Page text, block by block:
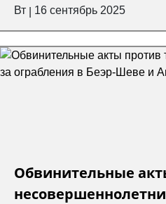
Вт 16 сентябрь 2025
Обвинительные